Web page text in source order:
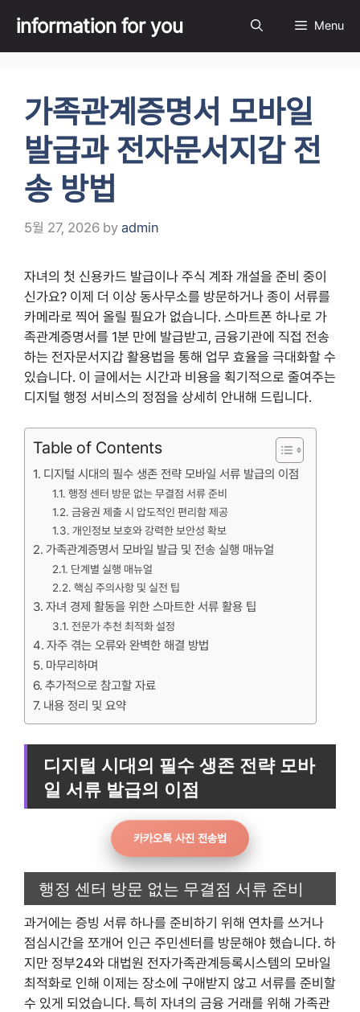
content
information for you Menu
가족관계증명서 모바일
발급과 전자문서지갑 전
송 방법
5월 27, 2026 by admin
자녀의 첫 신용카드 발급이나 주식 계좌 개설을 준비 중이
신가요? 이제 더 이상 동사무소를 방문하거나 종이 서류를
카메라로 찍어 올릴 필요가 없습니다. 스마트폰 하나로 가
족관계증명서를 1분 만에 발급받고, 금융기관에 직접 전송
하는 전자문서지갑 활용법을 통해 업무 효율을 극대화할 수
있습니다. 이 글에서는 시간과 비용을 획기적으로 줄여주는
디지털 행정 서비스의 정점을 상세히 안내해 드립니다.
Table of Contents
디지털 시대의 필수 생존 전략 모바일 서류 발급의 이점
행정 센터 방문 없는 무결점 서류 준비
금융권 제출 시 압도적인 편리함 제공
개인정보 보호와 강력한 보안성 확보
가족관계증명서 모바일 발급 및 전송 실행 매뉴얼
단계별 실행 매뉴얼
핵심 주의사항 및 실전 팁
자녀 경제 활동을 위한 스마트한 서류 활용 팁
전문가 추천 최적화 설정
자주 겪는 오류와 완벽한 해결 방법
마무리하며
추가적으로 참고할 자료
내용 정리 및 요약
디지털 시대의 필수 생존 전략 모바
일 서류 발급의 이점
카카오톡 사진 전송법
행정 센터 방문 없는 무결점 서류 준비
과거에는 증빙 서류 하나를 준비하기 위해 연차를 쓰거나
점심시간을 쪼개어 인근 주민센터를 방문해야 했습니다. 하
지만 정부24와 대법원 전자가족관계등록시스템의 모바일
최적화로 인해 이제는 장소에 구애받지 않고 서류를 준비할
수 있게 되었습니다. 특히 자녀의 금융 거래를 위해 가족관